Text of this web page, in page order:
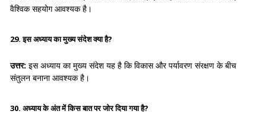
वैश्विक सहयोग आवश्यक है।
29. इस अध्याय का मुख्य संदेश क्या है?
उत्तर: इस अध्याय का मुख्य संदेश यह है कि विकास और पर्यावरण संरक्षण के बीच
संतुलन बनाना आवश्यक है।
30. अध्याय के अंत में किस बात पर जोर दिया गया है?